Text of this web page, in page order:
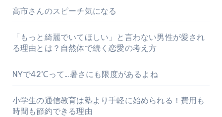
高市さんのスピーチ気になる
「もっと綺麗でいてほしい」と言わない男性が愛され
る理由とは？自然体で続く恋愛の考え方
NYで42℃って…暑さにも限度があるよね
小学生の通信教育は塾より手軽に始められる！費用も
時間も節約できる理由